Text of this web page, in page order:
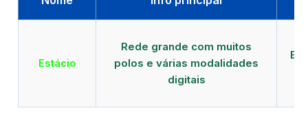
Estácio
Rede grande com muitos
polos e várias modalidades
digitais